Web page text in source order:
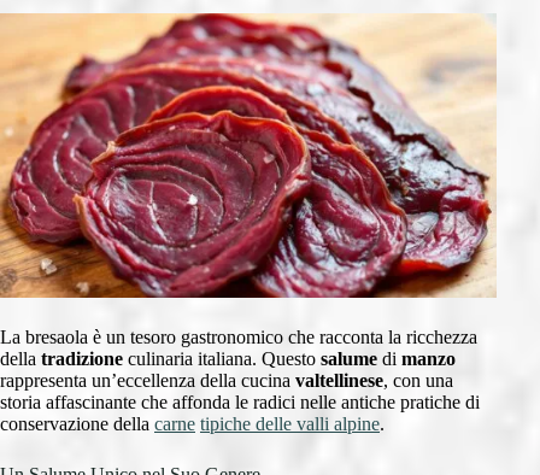
La bresaola è un tesoro gastronomico che racconta la ricchezza
della tradizione culinaria italiana. Questo salume di manzo
rappresenta un’eccellenza della cucina valtellinese, con una
storia affascinante che affonda le radici nelle antiche pratiche di
conservazione della carne tipiche delle valli alpine.